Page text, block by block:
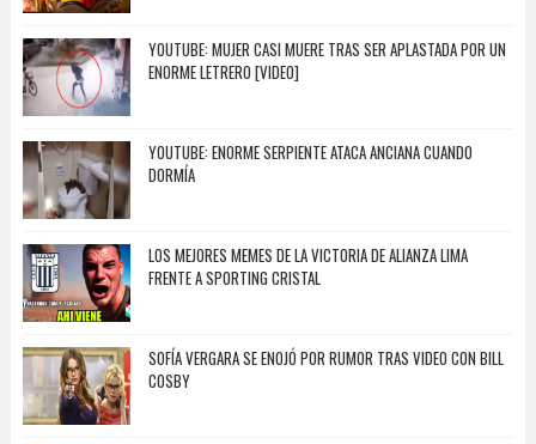
YOUTUBE: MUJER CASI MUERE TRAS SER APLASTADA POR UN
ENORME LETRERO [VIDEO]
YOUTUBE: ENORME SERPIENTE ATACA ANCIANA CUANDO
DORMÍA
LOS MEJORES MEMES DE LA VICTORIA DE ALIANZA LIMA
FRENTE A SPORTING CRISTAL
SOFÍA VERGARA SE ENOJÓ POR RUMOR TRAS VIDEO CON BILL
COSBY